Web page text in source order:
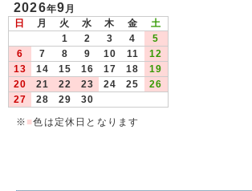
2026年9月
日
月 火 水 木 金
土
1
2 3 4
5
6
7 8 9 10 11
12
13
14 15 16 17 18
19
20
21 22 23 24 25
26
27
28 29
30
※ ■色は定休日となります